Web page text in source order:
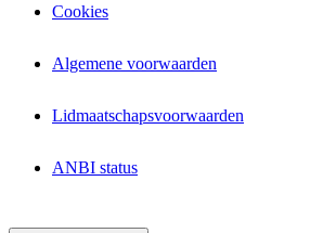
Cookies
Algemene voorwaarden
Lidmaatschapsvoorwaarden
ANBI status